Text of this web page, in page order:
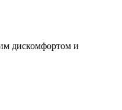
дискомфортом и